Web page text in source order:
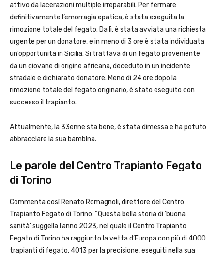
attivo da lacerazioni multiple irreparabili. Per fermare
definitivamente l’emorragia epatica, è stata eseguita la
rimozione totale del fegato. Da lì, è stata avviata una richiesta
urgente per un donatore, e in meno di 3 ore è stata individuata
un’opportunità in Sicilia. Si trattava di un fegato proveniente
da un giovane di origine africana, deceduto in un incidente
stradale e dichiarato donatore. Meno di 24 ore dopo la
rimozione totale del fegato originario, è stato eseguito con
successo il trapianto.
Attualmente, la 33enne sta bene, è stata dimessa e ha potuto
abbracciare la sua bambina.
Le parole del Centro Trapianto Fegato
di Torino
Commenta così Renato Romagnoli, direttore del Centro
Trapianto Fegato di Torino: “Questa bella storia di ‘buona
sanità’ suggella l’anno 2023, nel quale il Centro Trapianto
Fegato di Torino ha raggiunto la vetta d’Europa con più di 4000
trapianti di fegato, 4013 per la precisione, eseguiti nella sua